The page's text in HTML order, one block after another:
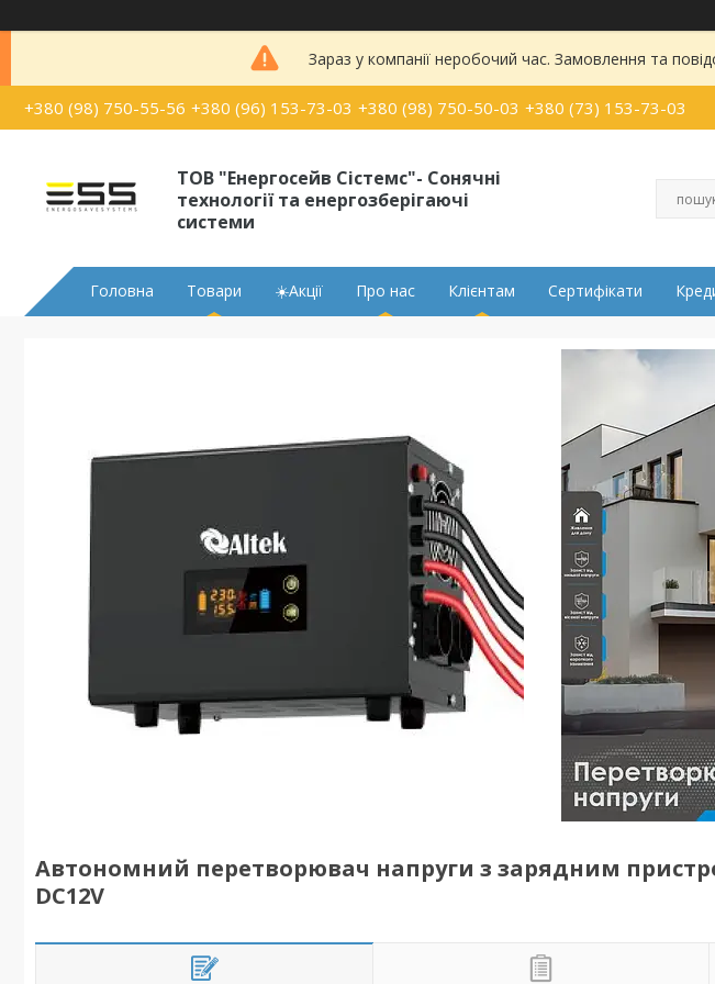
Зараз у компанії неробочий час. Замовлення та
+380 (98) 750-55-56 +380 (96) 153-73-03 +380 (98) 750-50-03 +380 (73) 153-73-03
ТОВ "Енергосейв Сістемс"- Сонячні
технології та енергозберігаючі
системи
Головна Товари ☀️Акції Про нас Клієнтам Сертифікати
Автономний перетворювач напруги з зарядним
DC12V